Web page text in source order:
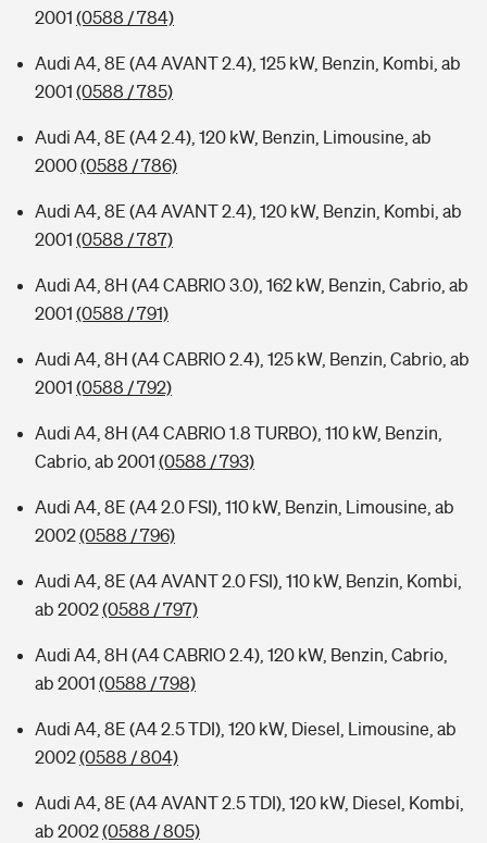
2001 (0588 / 784)
Audi A4, 8E (A4 AVANT 2.4), 125 kW, Benzin, Kombi, ab
2001 (0588 / 785)
Audi A4, 8E (A4 2.4), 120 kW, Benzin, Limousine, ab
2000(0588 / 786)
Audi A4, 8E (A4 AVANT 2.4), 120 kW, Benzin, Kombi, ab
2001 (0588 / 787)
Audi A4, 8H (A4 CABRIO 3.0), 162 kW, Benzin, Cabrio, ab
2001 (0588 / 791)
Audi A4, 8H (A4 CABRIO 2.4), 125 kW, Benzin, Cabrio, ab
2001 (0588 / 792)
Audi A4, 8H (A4 CABRIO 1.8 TURBO), 110 kW, Benzin,
Cabrio, ab 2001 (0588 / 793)
Audi A4, 8E (A4 2.0 FSI), 110 kW, Benzin, Limousine, ab
2002(0588 / 796)
Audi A4, 8E (A4 AVANT 2.0 FSI), 110 kW, Benzin, Kombi,
ab 2002(0588 / 797)
Audi A4, 8H (A4 CABRIO 2.4), 120 kW, Benzin, Cabrio,
ab 2001 (0588 / 798)
Audi A4, 8E (A4 2.5 TDI), 120 kW, Diesel, Limousine, ab
2002(0588 / 804)
Audi A4, 8E (A4 AVANT 2.5 TDI), 120 kW, Diesel, Kombi,
ab 2002(0588 / 805)